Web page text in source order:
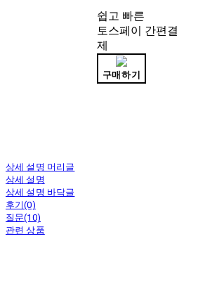
쉽고 빠른
토스페이 간편결
제
구매하기
상세 설명 머리글
상세 설명
상세 설명 바닥글
후기(0)
질문(10)
관련 상품